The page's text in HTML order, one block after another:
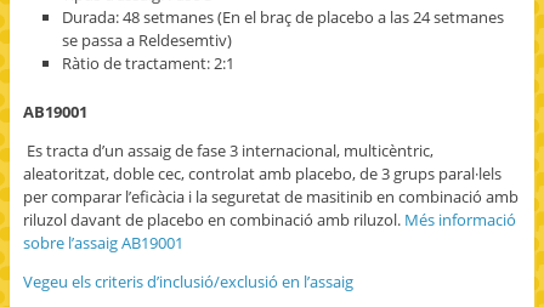
Durada: 48 setmanes (En el braç de placebo a las 24 setmanes
se passa a Reldesemtiv)
Ràtio de tractament: 2:1
AB19001
Es tracta d’un assaig de fase 3 internacional, multicèntric,
aleatoritzat, doble cec, controlat amb placebo, de 3 grups paral·lels
per comparar l’eficàcia i la seguretat de masitinib en combinació amb
riluzol davant de placebo en combinació amb riluzol. Més informació
sobre l’assaig AB19001
Vegeu els criteris d’inclusió/exclusió en l’assaig